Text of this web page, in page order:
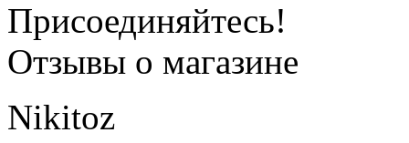
Присоединяйтесь!
Отзывы о магазине
Nikitoz